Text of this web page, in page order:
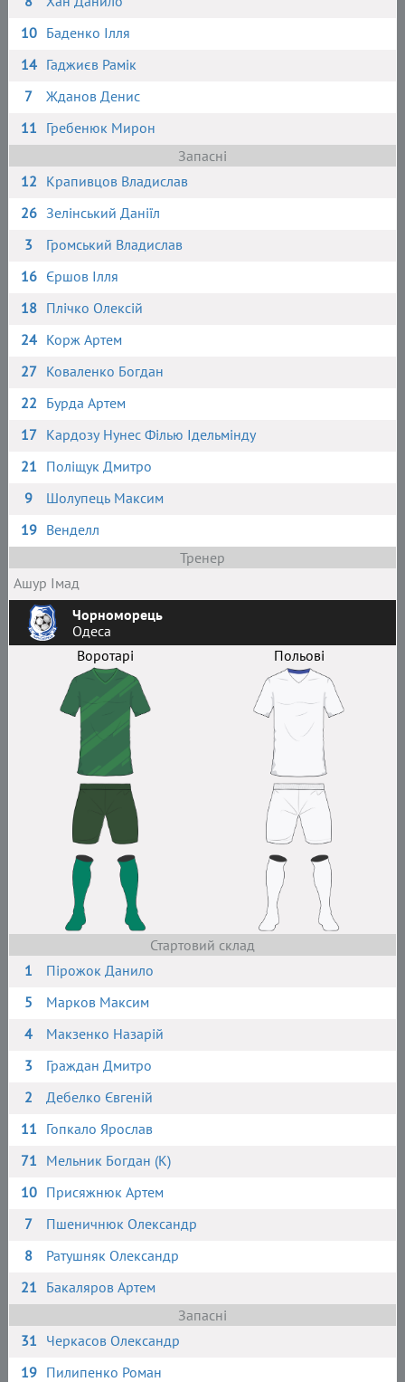
10 Баденко Ілля
14 Гаджиєв Рамік
7
Жданов Денис
11 Гребенюк Мирон
Запасні
12 Крапивцов Владислав
26 Зелінський Даніїл
3
Громський Владислав
16 Єршов Ілля
18 Плічко Олексій
24 Корж Артем
27 Коваленко Богдан
22 Бурда Артем
17 Кардозу Нунес Філью Ідельмінду
21 Поліщук Дмитро
9
Шолупець Максим
19 Венделл
Тренер
Ашур Імад
Чорноморець
Одеса
Воротарі
Польові
Стартовий склад
1
Пірожок Данило
5
Марков Максим
4
Макзенко Назарій
3
Граждан Дмитро
2
Дебелко Євгеній
11 Гопкало Ярослав
71 Мельник Богдан (К)
10 Присяжнюк Артем
7
Пшеничнюк Олександр
8
Ратушняк Олександр
21 Бакаляров Артем
Запасні
31 Черкасов Олександр
19 Пилипенко Роман